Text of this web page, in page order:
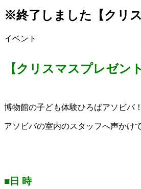
※終了しました【クリ
イベント
【クリスマスプレゼン
博物館の子ども体験ひろばアソビバ
アソビバの室内のスタッフへ声かけ
■日 時